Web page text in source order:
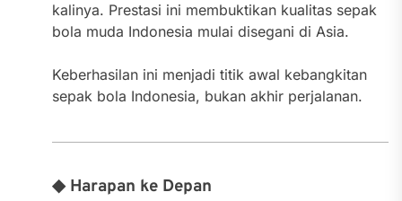
kalinya. Prestasi ini membuktikan kualitas sepak
bola muda Indonesia mulai disegani di Asia.
Keberhasilan ini menjadi titik awal kebangkitan
sepak bola Indonesia, bukan akhir perjalanan.
◆ Harapan ke Depan